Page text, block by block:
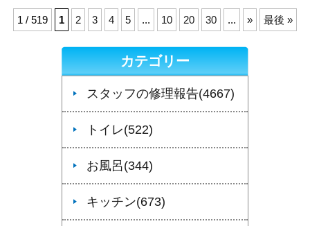
1 / 519 1 2 3 4 5 ... 10 20 30 ... » 最後 »
カテゴリー
スタッフの修理報告(4667)
トイレ(522)
お風呂(344)
キッチン(673)